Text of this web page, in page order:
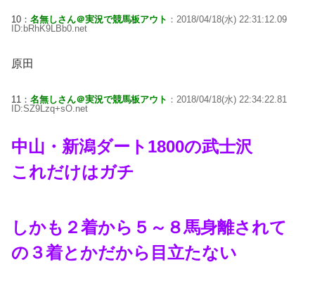
10： 名無しさん＠実況で競馬板アウト ：2018/04/18(水) 22:31:12.09
ID:bRhK9LBb0.net
原田
11： 名無しさん＠実況で競馬板アウト ：2018/04/18(水) 22:34:22.81
ID:SZ9Lzq+sO.net
中山・新潟ダート1800の武士沢
これだけはガチ
しかも２着から５～８馬身離されて
の３着とかだから目立たない